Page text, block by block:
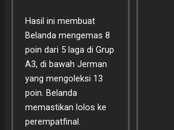
Hasil ini membuat
Belanda mengemas 8
poin dari 5 laga di Grup
A3, di bawah Jerman
yang mengoleksi 13
poin. Belanda
memastikan lolos ke
perempatfinal.